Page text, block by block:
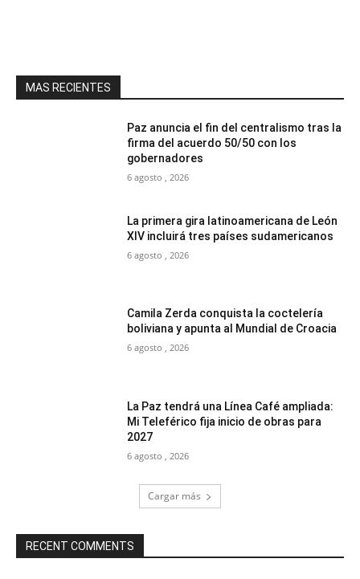
MAS RECIENTES
Paz anuncia el fin del centralismo tras la
firma del acuerdo 50/50 con los
gobernadores
6 agosto , 2026
La primera gira latinoamericana de León
XIV incluirá tres países sudamericanos
6 agosto , 2026
Camila Zerda conquista la coctelería
boliviana y apunta al Mundial de Croacia
6 agosto , 2026
La Paz tendrá una Línea Café ampliada:
Mi Teleférico fija inicio de obras para
2027
6 agosto , 2026
Cargar más
RECENT COMMENTS